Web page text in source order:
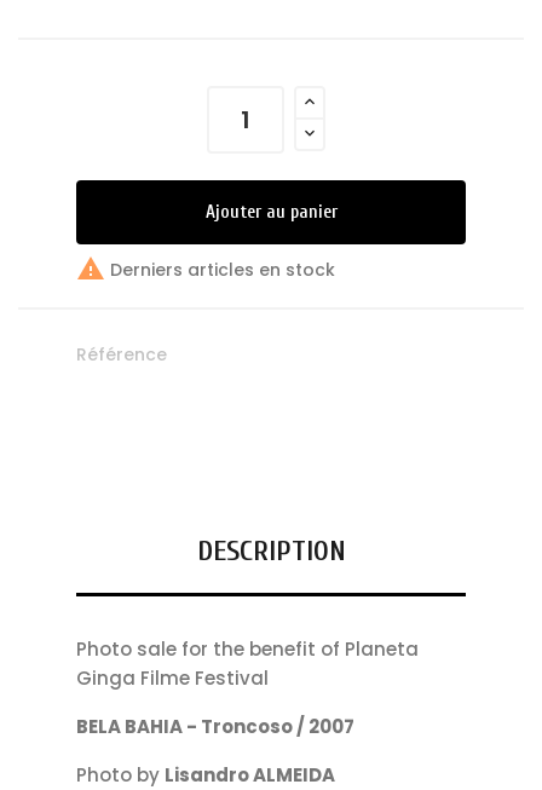
Ajouter au panier
 Derniers articles en stock
Référence
DESCRIPTION
Photo sale for the benefit of Planeta
Ginga Filme Festival
BELA BAHIA - Troncoso / 2007
Photo by Lisandro ALMEIDA